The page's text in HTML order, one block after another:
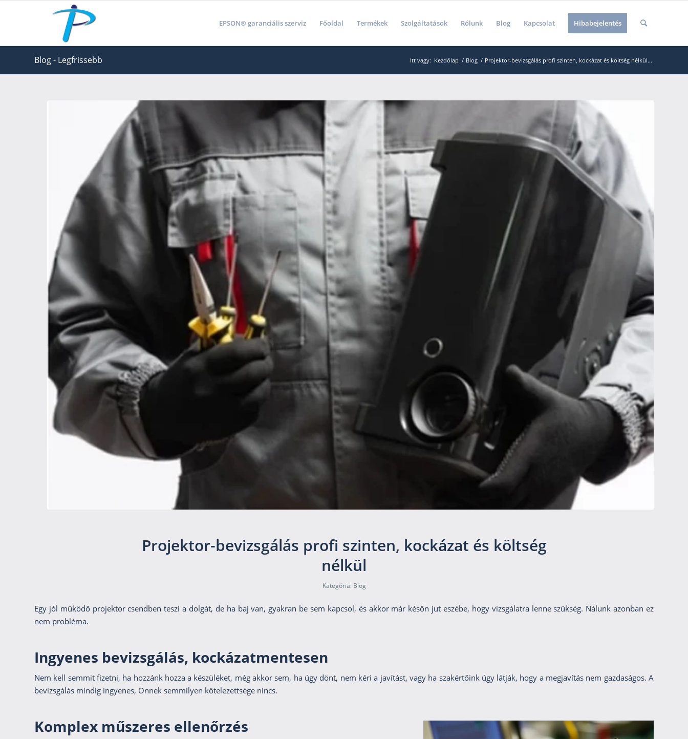
EPSON® garanciális szerviz Főoldal Termékek Szolgáltatások Rólunk Blog Kapcsolat Hibabejelentés
Blog - Legfrissebb Itt vagy: Kezdőlap / Blog / Projektor-bevizsgálás profi szinten, kockázat és költség nélkül...
Projektor-bevizsgálás profi szinten, kockázat és költség
nélkül
Kategória: Blog
Egy jól működő projektor csendben teszi a dolgát, de ha baj van, gyakran be sem kapcsol, és akkor már későn jut eszébe, hogy vizsgálatra lenne szükség. Nálunk azonban ez
nem probléma.
Ingyenes bevizsgálás, kockázatmentesen
Nem kell semmit fizetni, ha hozzánk hozza a készüléket, még akkor sem, ha úgy dönt, nem kéri a javítást, vagy ha szakértőink úgy látják, hogy a megjavítás nem gazdaságos. A
bevizsgálás mindig ingyenes, Önnek semmilyen kötelezettsége nincs.
Komplex műszeres ellenőrzés